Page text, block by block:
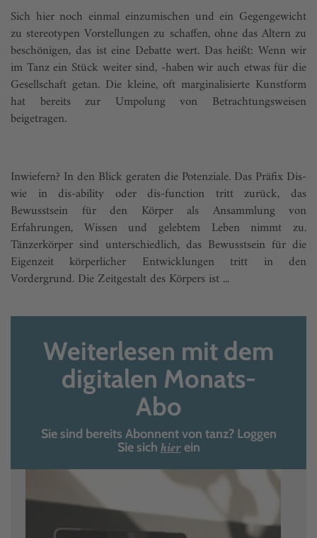
Sich hier noch einmal einzumischen und ein Gegengewicht
zu stereotypen Vorstellungen zu schaffen, ohne das Altern zu
beschönigen, das ist eine Debatte wert. Das heißt: Wenn wir
im Tanz ein Stück weiter sind, -haben wir auch etwas für die
Gesellschaft getan. Die kleine, oft marginalisierte Kunstform
hat bereits zur Umpolung von Betrachtungsweisen
beigetragen.
Inwiefern? In den Blick geraten die Potenziale. Das Präfix Dis-
wie in dis-ability oder dis-function tritt zurück, das
Bewusstsein für den Körper als Ansammlung von
Erfahrungen, Wissen und gelebtem Leben nimmt zu.
Tänzerkörper sind unterschiedlich, das Bewusstsein für die
Eigenzeit körperlicher Entwicklungen tritt in den
Vordergrund. Die Zeitgestalt des Körpers ist ...
Weiterlesen mit dem
digitalen Monats-
Abo
Sie sind bereits Abonnent von tanz? Loggen
Sie sich hierein